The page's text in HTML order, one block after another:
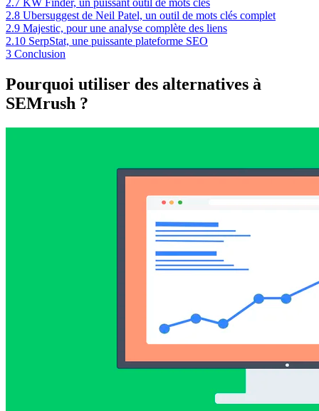
2.7 KW Finder, un puissant outil de mots clés
2.8 Ubersuggest de Neil Patel, un outil de mots clés complet
2.9 Majestic, pour une analyse complète des liens
2.10 SerpStat, une puissante plateforme SEO
3 Conclusion
Pourquoi utiliser des alternatives à
SEMrush ?